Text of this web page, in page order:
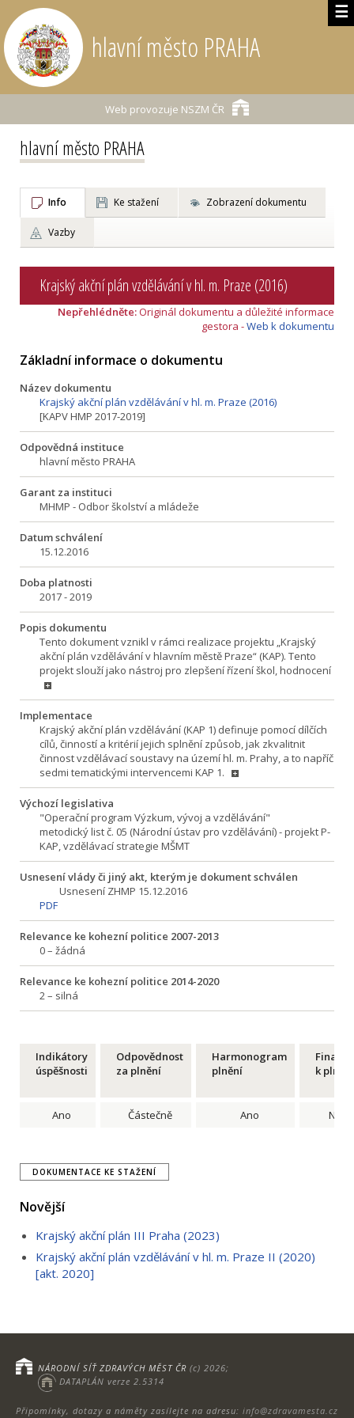
☰
hlavní město PRAHA
Web provozuje NSZM ČR
hlavní město PRAHA
Info Ke stažení Zobrazení dokumentu
Vazby
Krajský akční plán vzdělávání v hl. m. Praze (2016)
Nepřehlédněte:Originál dokumentu a důležité informace
gestora -Web k dokumentu
Základní informace o dokumentu
Název dokumentu
Krajský akční plán vzdělávání v hl. m. Praze (2016)
[KAPV HMP 2017-2019]
Odpovědná instituce
hlavní město PRAHA
Garant za instituci
MHMP - Odbor školství a mládeže
Datum schválení
15.12.2016
Doba platnosti
2017 - 2019
Popis dokumentu
Tento dokument vznikl v rámci realizace projektu „Krajský
akční plán vzdělávání v hlavním městě Praze“ (KAP). Tento
projekt slouží jako nástroj pro zlepšení řízení škol, hodnocení
Implementace
Krajský akční plán vzdělávání (KAP 1) definuje pomocí dílčích
cílů, činností a kritérií jejich splnění způsob, jak zkvalitnit
činnost vzdělávací soustavy na území hl. m. Prahy, a to napříč
sedmi tematickými intervencemi KAP 1.
Výchozí legislativa
"Operační program Výzkum, vývoj a vzdělávání"
metodický list č. 05 (Národní ústav pro vzdělávání) - projekt P-
KAP, vzdělávací strategie MŠMT
Usnesení vlády či jiný akt, kterým je dokument schválen
Usnesení ZHMP 15.12.2016
PDF
Relevance ke kohezní politice 2007-2013
0 – žádná
Relevance ke kohezní politice 2014-2020
2 – silná
Indikátory
úspěšnosti
Odpovědnost
za plnění
Harmonogram
plnění
Finance
k plnění
Ano Částečně Ano Ne
DOKUMENTACE KE STAŽENÍ
Novější
Krajský akční plán III Praha (2023)
Krajský akční plán vzdělávání v hl. m. Praze II (2020)
[akt. 2020]
Připomínky, dotazy a náměty zasílejte na adresu: info@zdravamesta.cz
NÁRODNÍ SÍŤ ZDRAVÝCH MĚST ČR (c) 2026;
DATAPLÁN verze 2.5314